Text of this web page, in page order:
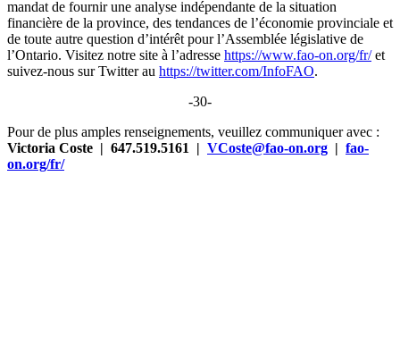
mandat de fournir une analyse indépendante de la situation
financière de la province, des tendances de l’économie provinciale et
de toute autre question d’intérêt pour l’Assemblée législative de
l’Ontario. Visitez notre site à l’adresse https://www.fao-on.org/fr/et
suivez-nous sur Twitter au https://twitter.com/InfoFAO.
-30-
Pour de plus amples renseignements, veuillez communiquer avec :
Victoria Coste | 647.519.5161 | VCoste@fao-on.org | fao-
on.org/fr/